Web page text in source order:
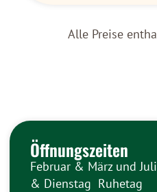
Alle Preise
Öffnungszeiten
Februar & März und
& Dienstag Ruhetag